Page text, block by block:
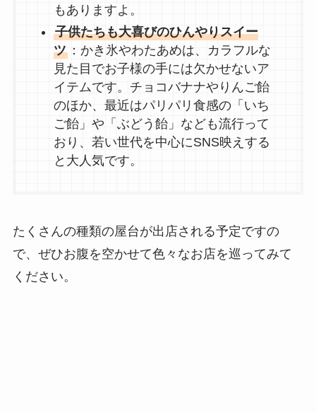
もありますよ。
子供たちも大喜びのひんやりスイー
ツ：かき氷やわたあめは、カラフルな
見た目でお子様の手には欠かせないア
イテムです。チョコバナナやりんご飴
のほか、最近はパリパリ食感の「いち
ご飴」や「ぶどう飴」なども流行って
おり、若い世代を中心にSNS映えする
と大人気です。
たくさんの種類の屋台が出店される予定ですの
で、ぜひお腹を空かせて色々なお店を巡ってみて
ください。